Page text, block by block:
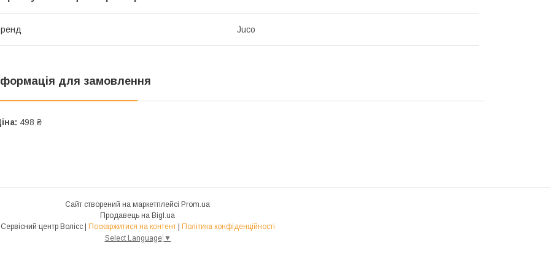
Juco
для замовлення
498 ₴
Сайт створений на маркетплейсі Prom.ua
Продавець на Bigl.ua
Сервісний центр Волісс | Поскаржитися на контент | Політика конфіденційності
Select Language ▼